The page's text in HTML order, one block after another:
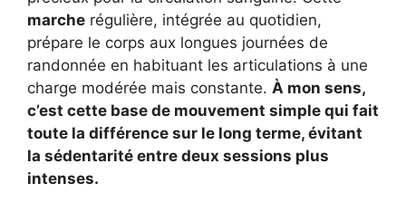
marche régulière, intégrée au quotidien,
prépare le corps aux longues journées de
randonnée en habituant les articulations à une
charge modérée mais constante. À mon sens,
c’est cette base de mouvement simple qui fait
toute la différence sur le long terme, évitant
la sédentarité entre deux sessions plus
intenses.